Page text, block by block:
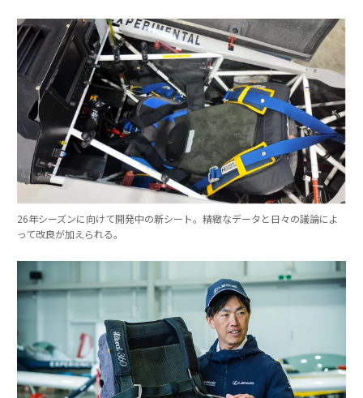
26年シーズンに向けて開発中の新シート。精緻なデータと日々の議論によ
って改良が加えられる。